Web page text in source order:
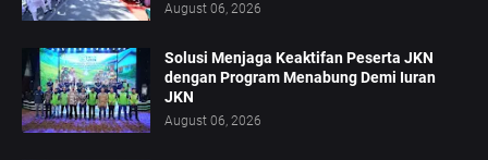
August 06, 2026
Solusi Menjaga Keaktifan Peserta JKN
dengan Program Menabung Demi Iuran
JKN
August 06, 2026